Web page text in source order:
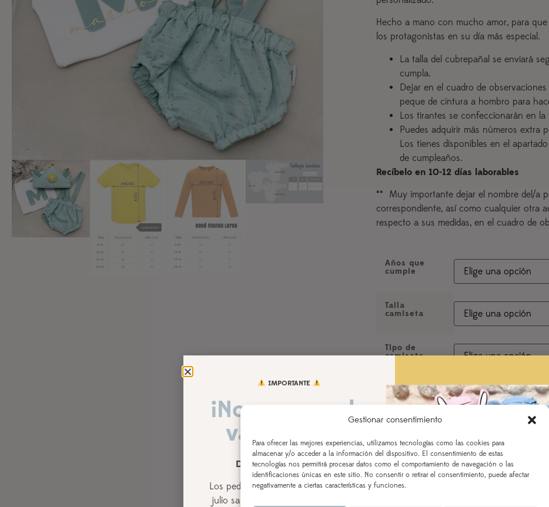
Gestionar consentimiento
Para ofrecer las mejores experiencias, utilizamos tecnologías como las cookies para
almacenar y/o acceder a la información del dispositivo. El consentimiento de estas
tecnologías nos permitirá procesar datos como el comportamiento de navegación o las
identificaciones únicas en este sitio. No consentir o retirar el consentimiento, puede afectar
negativamente a ciertas características y funciones.
Hecho a mano con mucho amor, para que
los protagonistas en su día más especial.
La talla del cubrepañal se enviará
cumpla.
Dejar en el cuadro de observaciones
peque de cintura a hombro para
Los tirantes se confeccionarán en la
Puedes adquirir más números extra
Los tienes disponibles en el
de cumpleaños.
Recíbelo en 10-12 días laborables
** Muy importante dejar el nombre del/a
correspondiente, así como cualquier otra
respecto a sus medidas, en el cuadro de
Años que
cumple
Talla
camiseta
Tipo de
camiseta
Indica el nombre de tu peque
Fecha cumple Indica el día del cumpleaños de tu
IMPORTANTE
¡Nos vamos de
vacaciones!
DEL 3 AL 21 DE AGOSTO
Los pedidos realizados a partir del 28 de
julio saldrán,